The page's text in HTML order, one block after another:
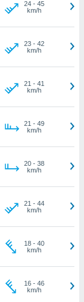
24- 45
km/h
23- 42
km/h
21 - 41
km/h
21 - 49
km/h
20- 38
km/h
21 - 44
km/h
18- 40
km/h
16- 46
km/h